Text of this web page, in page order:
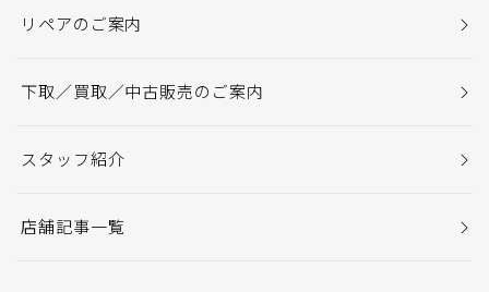
リペアのご案内
下取／買取／中古販売のご案内
スタッフ紹介
店舗記事一覧